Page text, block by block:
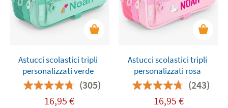
Astucci scolastici tripli
personalizzati verde
(305)
16,95 €
Astucci scolastici tripli
personalizzati rosa
(243)
16,95 €